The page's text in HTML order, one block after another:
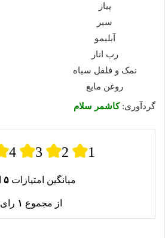
پیاز
سیر
آبلیمو
رب انار
نمک و فلفل سیاه
روغن مایع
گردآوری:کاشمر سلام
4 3 2 1
میانگین امتیازات ۵
از مجموع ۱ رای